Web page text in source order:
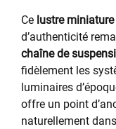
Ce lustre
d’authenticité
chaîne de
fidèlement les
luminaires
offre un point
naturellement